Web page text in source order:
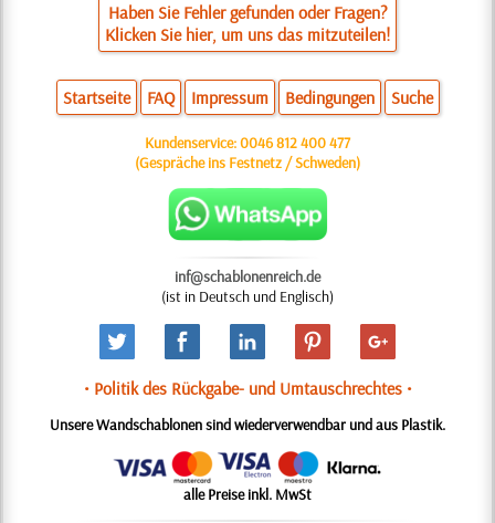
Haben Sie Fehler gefunden oder Fragen?
Klicken Sie hier, um uns das mitzuteilen!
Startseite FAQ Impressum Bedingungen Suche
Kundenservice:0046 812 400 477
(Gespräche ins Festnetz / Schweden)
inf@schablonenreich.de
(ist in Deutsch und Englisch)
• Politik des Rückgabe- und Umtauschrechtes •
Unsere Wandschablonen sind wiederverwendbar und aus Plastik.
alle Preise inkl. MwSt